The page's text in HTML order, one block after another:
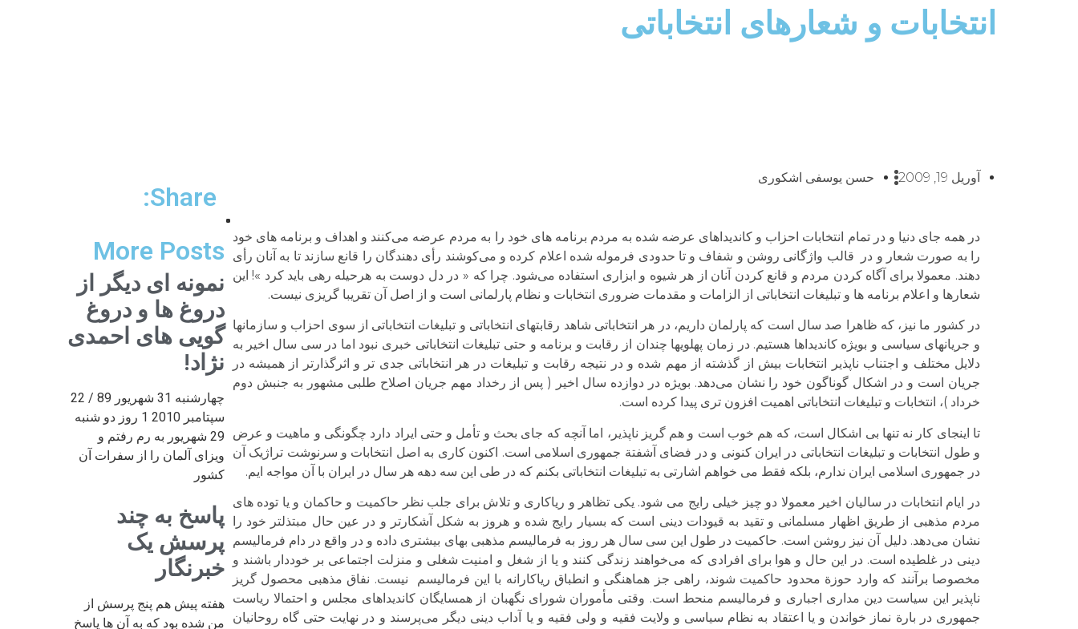
انتخابات و شعارهای انتخاباتی
آوریل 19, 2009 حسن یوسفی اشکوری
در همه جای دنیا و در تمام انتخابات احزاب و کاندیداهای عرضه شده به مردم برنامه های خود را به مردم عرضه می‌کنند و اهداف و برنامه های خود
را به صورت شعار و در قالب واژگانی روشن و شفاف و تا حدودی فرموله شده اعلام کرده و می‌کوشند رأی دهندگان را قانع سازند تا به آنان رأی
دهند. معمولا برای آگاه کردن مردم و قانع کردن آنان از هر شیوه و ابزاری استفاده می‌شود. چرا که « در دل دوست به هرحیله رهی باید کرد »! این
شعارها و اعلام برنامه ها و تبلیغات انتخاباتی از الزامات و مقدمات ضروری انتخابات و نظام پارلمانی است و از اصل آن تقریبا گریزی نيست.
در کشور ما نیز، که ظاهرا صد سال است که پارلمان داریم، در هر انتخاباتی شاهد رقابتهای انتخاباتی و تبلیغات انتخاباتی از سوی احزاب و سازمانها
و جریانهای سیاسی و بویژه کاندیداها هستیم. در زمان پهلویها چندان از رقابت و برنامه و حتی تبلیغات انتخاباتی خبری نبود اما در سی سال اخیر به
دلایل مختلف و اجتناب ناپذیر انتخابات بیش از گذشته از مهم شده و در نتیجه رقابت و تبلیغات در هر انتخاباتی جدی تر و اثرگذارتر از همیشه در
جریان است و در اشکال گوناگون خود را نشان می‌دهد. بویژه در دوازده سال اخیر ( پس از رخداد مهم جریان اصلاح طلبی مشهور به جنبش دوم
خرداد )، انتخابات و تبلیغات انتخاباتی اهمیت افزون تری پیدا کرده است.
تا اینجای کار نه تنها بی اشکال است، که هم خوب است و هم گریز ناپذیر، اما آنچه که جای بحث و تأمل و حتی ایراد دارد چگونگی و ماهیت و عرض
و طول انتخابات و تبلیغات انتخاباتی در ایران کنونی و در فضای آشفتة جمهوری اسلامی است. اکنون کاری به اصل انتخابات و سرنوشت تراژیک آن
در جمهوری اسلامی ایران ندارم، بلکه فقط می خواهم اشارتی به تبلیغات انتخاباتی بکنم که در طی این سه دهه هر سال در ایران با آن مواجه ایم.
در ایام انتخابات در سالیان اخیر معمولا دو چیز خیلی رایج می شود. یکی تظاهر و ریاکاری و تلاش برای جلب نظر حاکمیت و حاکمان و یا توده های
مردم مذهبی از طریق اظهار مسلمانی و تقید به قیودات دینی است که بسیار رایج شده و هروز به شکل آشکارتر و در عین حال مبتذلتر خود را
نشان می‌دهد. دلیل آن نیز روشن است. حاکمیت در طول این سی سال هر روز به فرمالیسم مذهبی بهای بیشتری داده و در واقع در دام فرمالیسم
دینی در غلطیده است. در این حال و هوا برای افرادی که می‌خواهند زندگی کنند و یا از شغل و امنیت شغلی و منزلت اجتماعی بر خوددار باشند و
مخصوصا برآنند که وارد حوزة محدود حاکمیت شوند، راهی جز هماهنگی و انطباق ریاکارانه با این فرمالیسم نیست. نفاق مذهبی محصول گریز
ناپذیر این سیاست دین مداری اجباری و فرمالیسم منحط است. وقتی مأموران شورای نگهبان از همسایگان کاندیداهای مجلس و احتمالا ریاست
جمهوری در بارة نماز خواندن و یا اعتقاد به نظام سیاسی و ولایت فقیه و ولی فقیه و یا آداب دینی دیگر می‌پرسند و در نهایت حتی گاه روحانیان
Share:
More Posts
نمونه ای دیگر از
دروغ ها و دروغ
گویی های احمدی
نژاد!
چهارشنبه 31 شهریور 89 / 22
سپتامبر 2010 1 روز دو شنبه
29 شهریور به رم رفتم و
ویزای آلمان را از سفرات آن
کشور
پاسخ به چند
پرسش یک
خبرنگار
هفته پیش هم پنج پرسش از
من شده بود که به آن ها پاسخ